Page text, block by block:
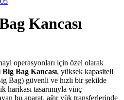
Kancası
operasyonları için özel olarak
Bag Kancası, yüksek kapasiteli
Bag) güvenli ve hızlı bir şekilde
harikası tasarımıyla vinç
bu aparat, ağır yük transferlerinde